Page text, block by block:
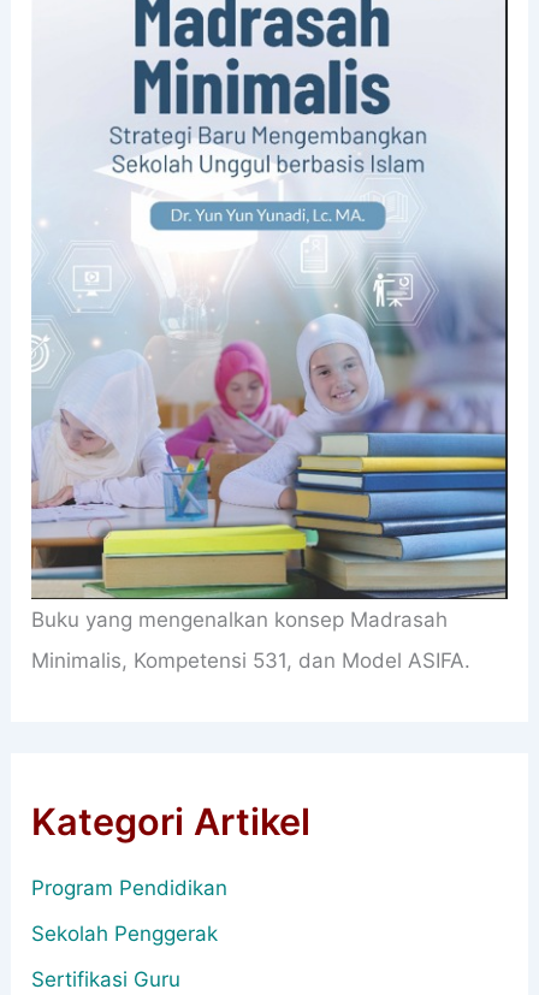
Buku yang mengenalkan konsep Madrasah
Minimalis, Kompetensi 531, dan Model ASIFA.
Kategori Artikel
Program Pendidikan
Sekolah Penggerak
Sertifikasi Guru